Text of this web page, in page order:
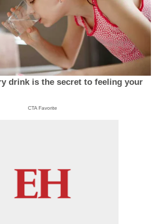
drink is the secret to feeling your
CTA Favorite